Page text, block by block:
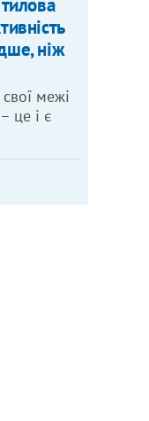
ніж
межі
це і є